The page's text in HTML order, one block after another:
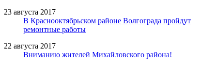
23 августа 2017
В Краснооктябрьском районе Волгограда пройдут
ремонтные работы
22 августа 2017
Вниманию жителей Михайловского района!